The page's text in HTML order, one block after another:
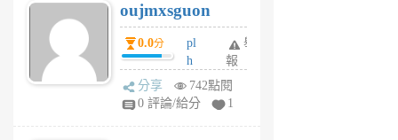
個
月
前
個
月
前
oujmxsguon
0.0分
pl
h
wi
w
舉
報
分享
742點閱
0 評論/給分
1